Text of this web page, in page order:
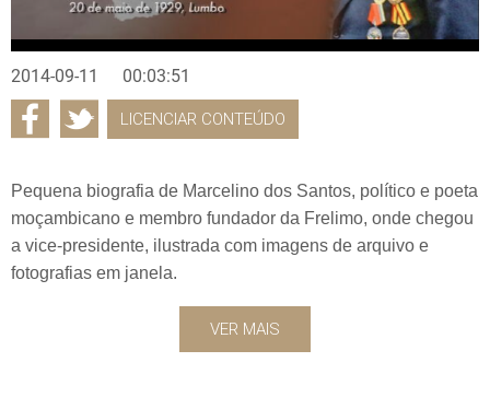
2014-09-11 00:03:51
LICENCIAR CONTEÚDO
Pequena biografia de Marcelino dos Santos, político e poeta
moçambicano e membro fundador da Frelimo, onde chegou
a vice-presidente, ilustrada com imagens de arquivo e
fotografias em janela.
VER MAIS